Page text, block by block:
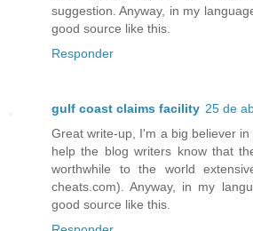
suggestion. Anyway, in my
good source like this.
Responder
gulf coast claims facility 25 de
Great write-up, I'm a big believer
help the blog writers know that
worthwhile to the world
cheats.com). Anyway, in my
good source like this.